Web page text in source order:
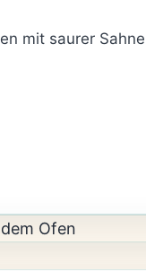
mit saurer